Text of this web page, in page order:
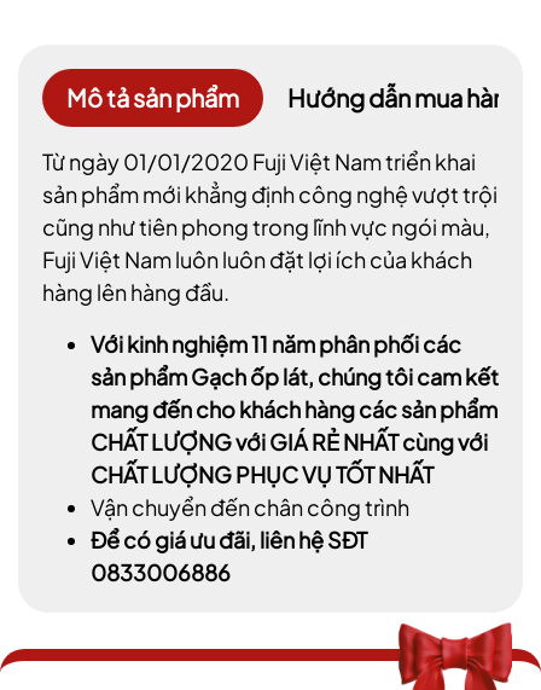
Mô tả sản phẩm Hướng dẫn mua hàng
Từ ngày 01/01/2020 Fuji Việt Nam triển khai
sản phẩm mới khẳng định công nghệ vượt trội
cũng như tiên phong trong lĩnh vực ngói màu,
Fuji Việt Nam luôn luôn đặt lợi ích của khách
hàng lên hàng đầu.
Với kinh nghiệm 11 năm phân phối các
sản phẩm Gạch ốp lát, chúng tôi cam kết
mang đến cho khách hàng các sản phẩm
CHẤT LƯỢNG với GIÁ RẺ NHẤT cùng với
CHẤT LƯỢNG PHỤC VỤ TỐT NHẤT
Vận chuyển đến chân công trình
Để có giá ưu đãi, liên hệ SĐT
0833006886